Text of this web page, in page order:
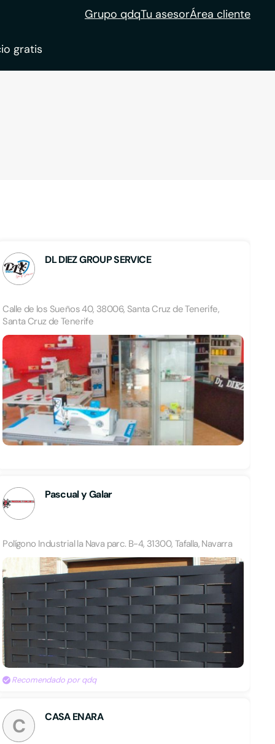
Grupo qdqTu asesorÁrea cliente
gratis
DL DIEZ GROUP SERVICE
Calle de los Sueños 40, 38006, Santa Cruz de Tenerife,
Santa Cruz de Tenerife
Pascual y Galar
Polígono Industrial la Nava parc. B-4, 31300, Tafalla, Navarra
Recomendado por qdq
C CASA ENARA